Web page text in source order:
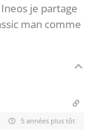
je partage
man comme
5 années plus tôt